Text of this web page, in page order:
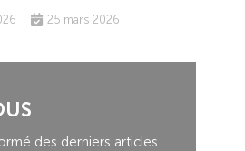
25 mars 2026
des derniers articles